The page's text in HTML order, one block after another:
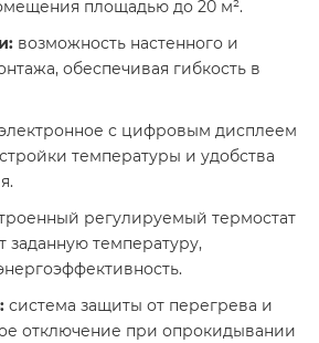
площадью до 20 м².​
возможность настенного и
обеспечивая гибкость в
с цифровым дисплеем
температуры и удобства
регулируемый термостат
заданную температуру,
система защиты от перегрева и
отключение при опрокидывании